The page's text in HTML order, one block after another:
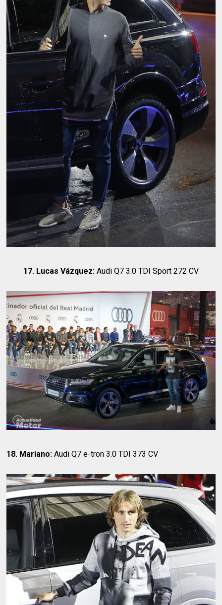
17. Lucas Vázquez:Audi Q7 3.0 TDI Sport 272 CV
18. Mariano: Audi Q7 e-tron 3.0 TDI 373 CV